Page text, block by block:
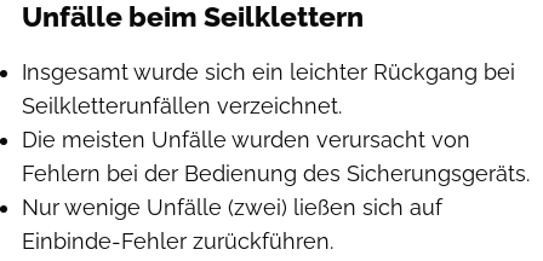
Unfälle beim Seilklettern
Insgesamt wurde sich ein leichter Rückgang bei
Seilkletterunfällen verzeichnet.
Die meisten Unfälle wurden verursacht von
Fehlern bei der Bedienung des Sicherungsgeräts.
Nur wenige Unfälle (zwei) ließen sich auf
Einbinde-Fehler zurückführen.